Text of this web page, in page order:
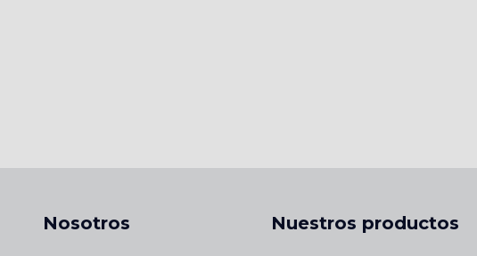
Nosotros Nuestros productos